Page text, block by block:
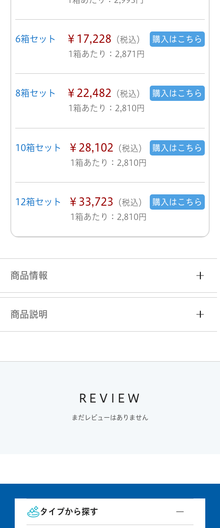
6箱セット ￥17,228 （税込）
1箱あたり：2,871円
購入はこちら
8箱セット ￥22,482 （税込）
1箱あたり：2,810円
購入はこちら
10箱セット ￥28,102 （税込）
1箱あたり：2,810円
購入はこちら
12箱セット ￥33,723 （税込）
1箱あたり：2,810円
購入はこちら
商品情報
商品説明
REVIEW
まだレビューはありません
タイプから探す